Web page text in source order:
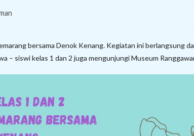
bersama Denok Kenang. Kegiatan ini berlangsung
– siswi kelas 1 dan 2 juga mengunjungi Museum